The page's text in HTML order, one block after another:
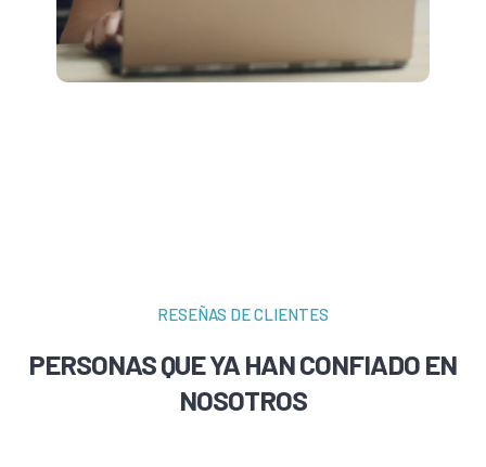
RESEÑAS DE CLIENTES
PERSONAS QUE YA HAN CONFIADO EN
NOSOTROS